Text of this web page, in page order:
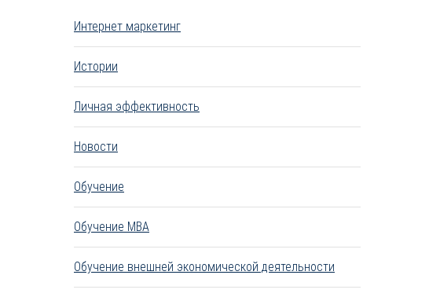
Интернет маркетинг
Истории
Личная эффективность
Новости
Обучение
Обучение MBA
Обучение внешней экономической деятельности